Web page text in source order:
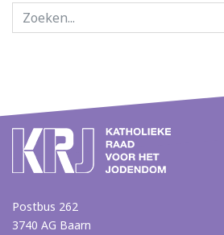
Postbus 262
3740 AG Baarn